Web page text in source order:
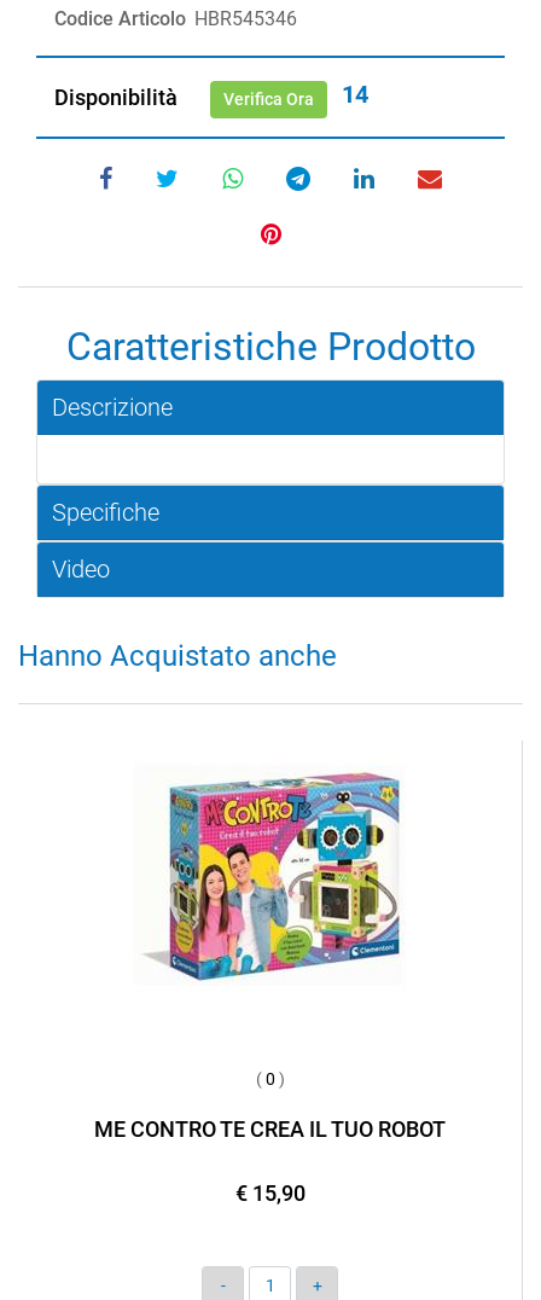
Codice Articolo HBR545346
Disponibilità Verifica Ora 14
Caratteristiche Prodotto
Descrizione
Specifiche
Video
Hanno Acquistato anche
(0 )
ME CONTRO TE CREA IL TUO ROBOT
€ 15,90
Quantità